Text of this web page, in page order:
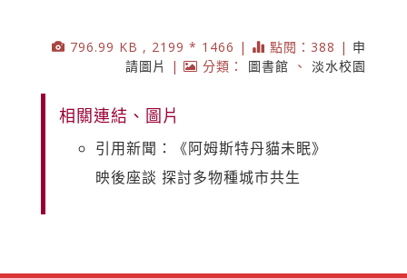
796.99 KB , 2199 * 1466 | 點閱：388 | 申
請圖片
| 分類： 圖書館 、 淡水校園
相關連結、圖片
引用新聞：《阿姆斯特丹貓未眠》
映後座談 探討多物種城市共生